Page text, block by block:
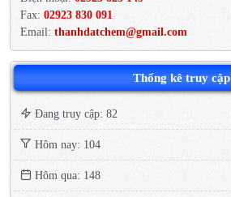
Fax: 02923 830 091
Email: thanhdatchem@gmail.com
Thống kê truy cập
Đang truy cập: 82
Hôm nay: 104
Hôm qua: 148